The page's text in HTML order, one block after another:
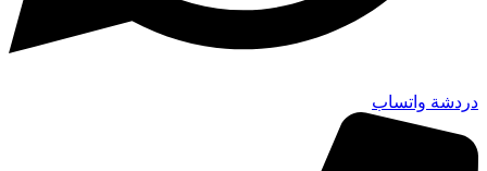
دردشة واتساب